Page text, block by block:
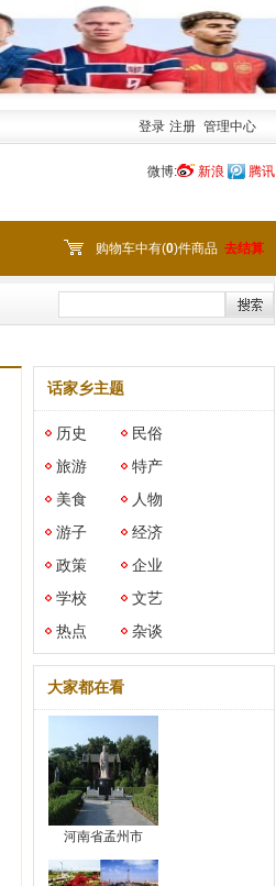
登录 注册 管理中心
微博: 新浪 腾讯
购物车中有(0)件商品 去结算
话家乡主题
历史
民俗
旅游
特产
美食
人物
游子
经济
政策
企业
学校
文艺
热点
杂谈
大家都在看
河南省孟州市